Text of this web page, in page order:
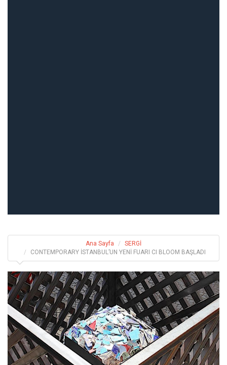
Ana Sayfa
SERGİ
CONTEMPORARY İSTANBUL’UN YENİ FUARI CI BLOOM BAŞLADI